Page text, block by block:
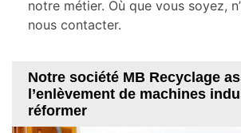
notre métier. Où que vous soyez,
nous contacter.
Notre société MB Recyclage
l’enlèvement de machines
réformer